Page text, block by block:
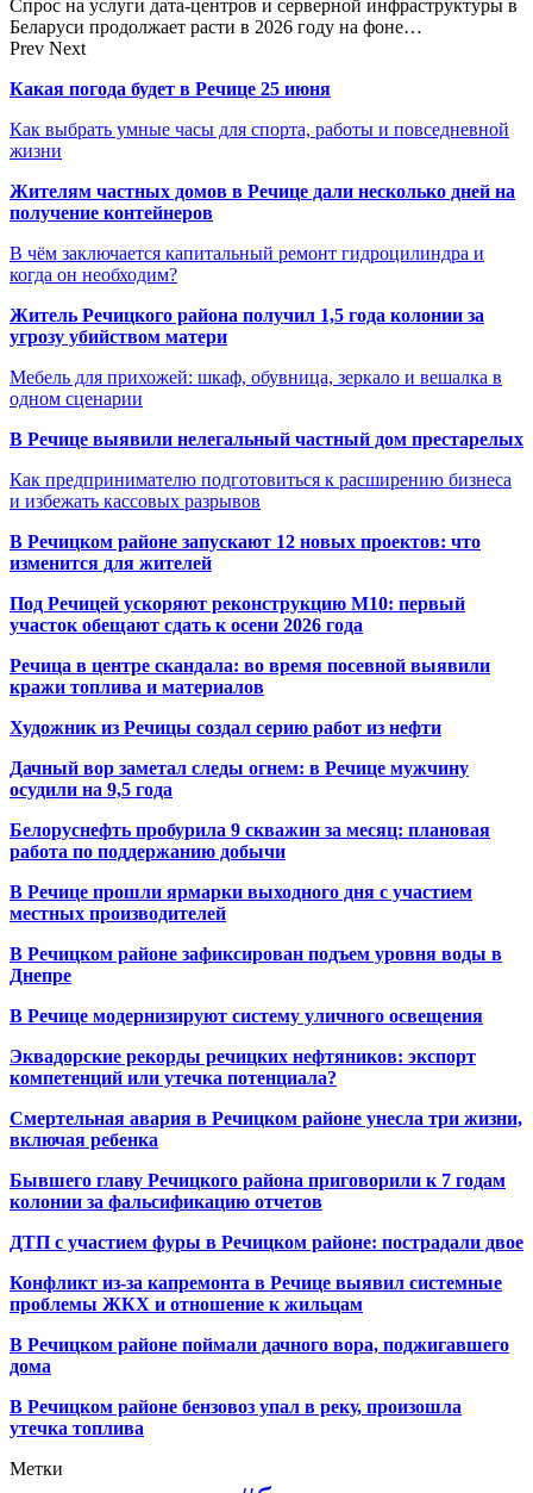
Спрос на услуги дата-центров и серверной инфраструктуры в
Беларуси продолжает расти в 2026 году на фоне…
Prev Next
Какая погода будет в Речице 25 июня
Как выбрать умные часы для спорта, работы и повседневной
жизни
Жителям частных домов в Речице дали несколько дней на
получение контейнеров
В чём заключается капитальный ремонт гидроцилиндра и
когда он необходим?
Житель Речицкого района получил 1,5 года колонии за
угрозу убийством матери
Мебель для прихожей: шкаф, обувница, зеркало и вешалка в
одном сценарии
В Речице выявили нелегальный частный дом престарелых
Как предпринимателю подготовиться к расширению бизнеса
и избежать кассовых разрывов
В Речицком районе запускают 12 новых проектов: что
изменится для жителей
Под Речицей ускоряют реконструкцию М10: первый
участок обещают сдать к осени 2026 года
Речица в центре скандала: во время посевной выявили
кражи топлива и материалов
Художник из Речицы создал серию работ из нефти
Дачный вор заметал следы огнем: в Речице мужчину
осудили на 9,5 года
Белоруснефть пробурила 9 скважин за месяц: плановая
работа по поддержанию добычи
В Речице прошли ярмарки выходного дня с участием
местных производителей
В Речицком районе зафиксирован подъем уровня воды в
Днепре
В Речице модернизируют систему уличного освещения
Эквадорские рекорды речицких нефтяников: экспорт
компетенций или утечка потенциала?
Смертельная авария в Речицком районе унесла три жизни,
включая ребенка
Бывшего главу Речицкого района приговорили к 7 годам
колонии за фальсификацию отчетов
ДТП с участием фуры в Речицком районе: пострадали двое
Конфликт из-за капремонта в Речице выявил системные
проблемы ЖКХ и отношение к жильцам
В Речицком районе поймали дачного вора, поджигавшего
дома
В Речицком районе бензовоз упал в реку, произошла
утечка топлива
Метки